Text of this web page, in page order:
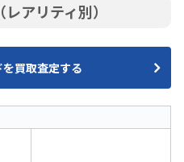
アリティ別）
買取査定する